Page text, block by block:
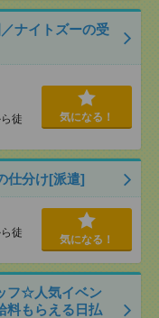
ナイトズーの受
徒
気になる！
仕分け[派遣]
徒
気になる！
フ☆人気イベン
料もらえる日払